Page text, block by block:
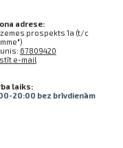
adrese:
prospekts 1a (t/c
67809420
e-mail
laiks:
20:00 bez brīvdienām